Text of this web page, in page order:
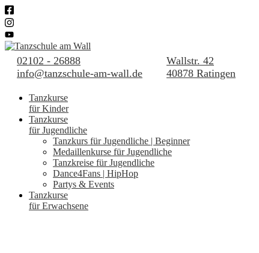
02102 - 26888
info@tanzschule-am-wall.de
Wallstr. 42
40878 Ratingen
Tanzkurse
für Kinder
Tanzkurse
für Jugendliche
Tanzkurs für Jugendliche | Beginner
Medaillenkurse für Jugendliche
Tanzkreise für Jugendliche
Dance4Fans | HipHop
Partys & Events
Tanzkurse
für Erwachsene